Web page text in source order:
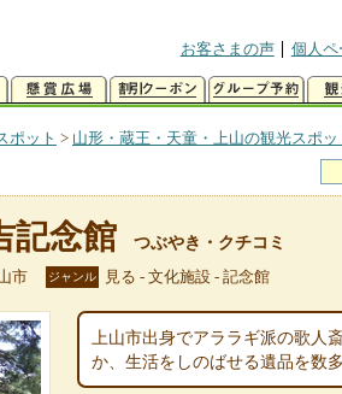
お客さまの声
個人ペ
ポット > 山形・蔵王・天童・上山の観光スポッ
記念館 つぶやき・クチコミ
市 ジャンル 見る - 文化施設 - 記念館
上山市出身でアララギ派の歌人
か、生活をしのばせる遺品を数